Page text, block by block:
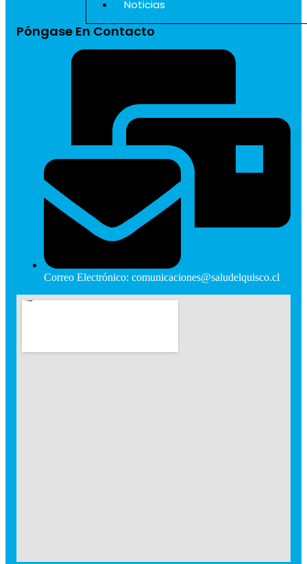
Noticias
Póngase En Contacto
Correo Electrónico: comunicaciones@saludelquisco.cl